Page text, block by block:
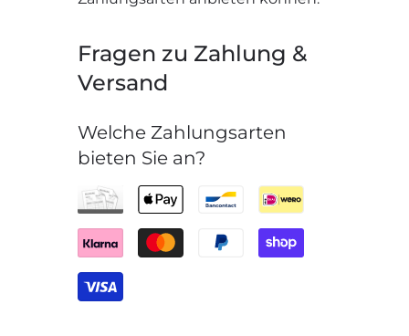
Fragen zu Zahlung &
Versand
Welche Zahlungsarten
bieten Sie an?